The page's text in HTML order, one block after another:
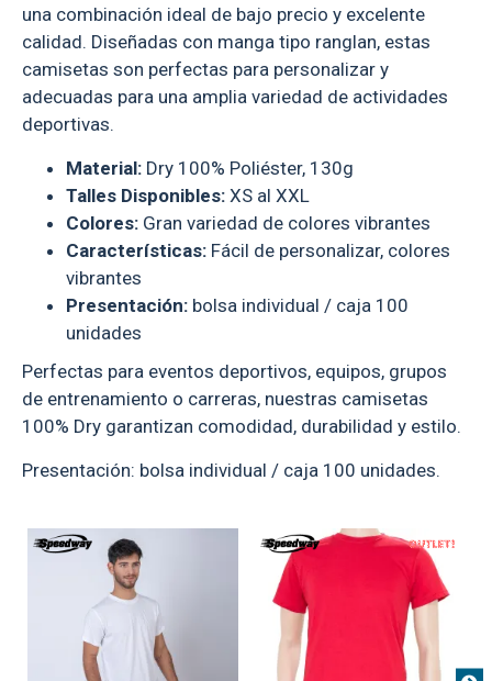
una combinación ideal de bajo precio y excelente
calidad. Diseñadas con manga tipo ranglan, estas
camisetas son perfectas para personalizar y
adecuadas para una amplia variedad de actividades
deportivas.
Material: Dry 100% Poliéster, 130g
Talles Disponibles: XS al XXL
Colores: Gran variedad de colores vibrantes
Características: Fácil de personalizar, colores
vibrantes
Presentación: bolsa individual / caja 100
unidades
Perfectas para eventos deportivos, equipos, grupos
de entrenamiento o carreras, nuestras camisetas
100% Dry garantizan comodidad, durabilidad y estilo.
Presentación: bolsa individual / caja 100 unidades.
TEXTTRANSPARENTE TEXTTRANSPARENTE
OUT